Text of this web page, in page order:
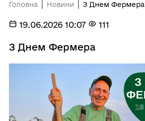
Головна Новини З Днем Фермера
19.06.2026 10:07 111
З Днем Фермера